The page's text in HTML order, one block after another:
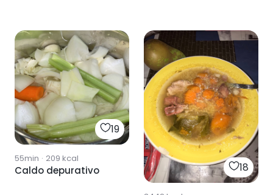
19
55min · 209 kcal
Caldo depurativo 18